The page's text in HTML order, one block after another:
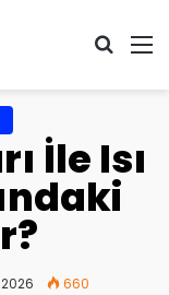
İle Isı
660